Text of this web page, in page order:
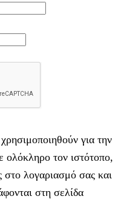
για την
ολόκληρο τον ιστότοπο,
στο λογαριασμό σας και
στη σελίδα